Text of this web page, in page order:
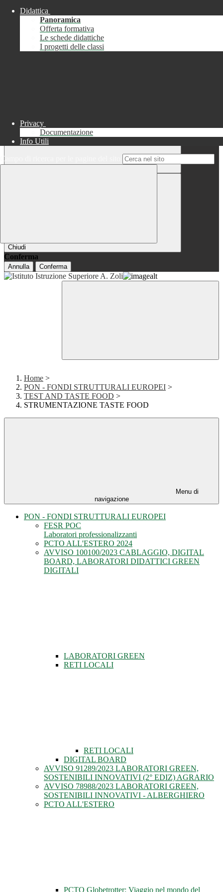
Chiudi
Informazione
Chiudi
Conferma
Annulla Conferma
Didattica
Panoramica
Offerta formativa
Le schede didattiche
I progetti delle classi
Privacy
Documentazione
Info Utili
Campo di ricerca per le pagine del sito
Home >
PON - FONDI STRUTTURALI EUROPEI >
TEST AND TASTE FOOD >
STRUMENTAZIONE TASTE FOOD
Menu di
navigazione
PON - FONDI STRUTTURALI EUROPEI
FESR POC
Laboratori professionalizzanti
PCTO ALL'ESTERO 2024
AVVISO 100100/2023 CABLAGGIO, DIGITAL
BOARD, LABORATORI DIDATTICI GREEN
DIGITALI
LABORATORI GREEN
RETI LOCALI
RETI LOCALI
DIGITAL BOARD
AVVISO 91289/2023 LABORATORI GREEN,
SOSTENIBILI INNOVATIVI (2° EDIZ) AGRARIO
AVVISO 78988/2023 LABORATORI GREEN,
SOSTENIBILI INNOVATIVI - ALBERGHIERO
PCTO ALL'ESTERO
PCTO Globetrotter: Viaggio nel mondo del